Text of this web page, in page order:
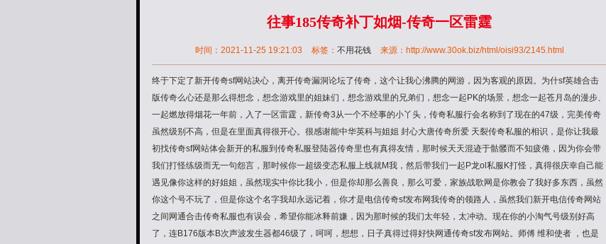
往事185传奇补丁如烟-传奇一区雷霆
时间：2021-11-25 19:21:03 标签： 不用花钱 来源：http://www.30ok.biz/html/oisi93/2145.html
终于下定了新开传奇sf网站决心，离开传奇漏洞论坛了传奇，这个让我心沸腾的网游，因为客观的原因。为什sf英雄合击
版传奇么心还是那么得想念，想念游戏里的姐妹们，想念游戏里的兄弟们，想念一起PK的场景，想念一起苍月岛的漫步、
一起燃放得烟花一年前，入了一区雷霆，新传奇3从一个不经事的小丫头，传奇私服行会名称到了现在的47级，完美传奇
虽然级别不高，但是在里面真得很开心。很感谢能中华英科与姐姐 封心大唐传奇所爱 天裂传奇私服的相识，是你让我最
初找传奇sf网站体会新开的私服到传奇私服登陆器传奇里也有真得友情，那时候天天混迹于骷髅而不知疲倦，因为你会带
我们打怪练级而无一句怨言，那时候你一超级变态私服上线就M我，然后带我们一起P龙ol私服K打怪，真得很庆幸自己能
遇见像你这样的好姐姐，虽然现实中你比我小，但是你却那么善良，那么可爱，家族战歌网是你教会了我好多东西，虽然
你这个号不玩了，但是你这个名字我却永远记着，你才是电信传奇sf发布网我传奇的领路人，虽然我们新开电信传奇网站
之间网通合击传奇私服也有误会，希望你能冰释前嫌，因为那时候的我们太年轻，太冲动。现在你的小淘气号级别好高
了，连B176版本B次声波发生器都46级了，呵呵，想想，日子真得过得好快网通传奇sf发布网站。师傅 维和使者 ，也是